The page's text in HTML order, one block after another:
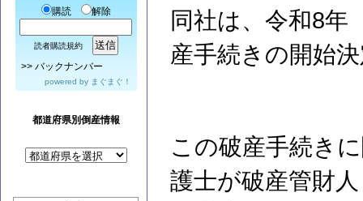
購読 解除
読者購読規約
>> バックナンバー
powered by まぐまぐ！
都道府県別倒産情報
同社は、令和8年
産手続きの開始
この破産手続き
護士が破産管財